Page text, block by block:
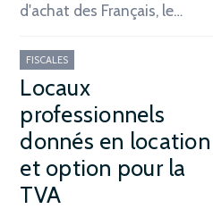
d'achat des Français, le…
FISCALES
Locaux
professionnels
donnés en location
et option pour la
TVA